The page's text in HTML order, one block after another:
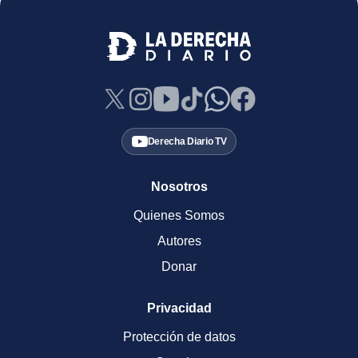
Derecha Diario TV
Nosotros
Quienes Somos
Autores
Donar
Privacidad
Protección de datos